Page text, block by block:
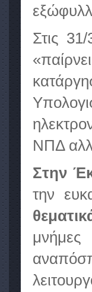
Στις
ΝΠΔ
Στην
την